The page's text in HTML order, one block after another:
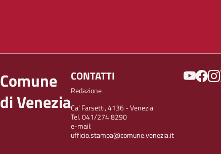
Comune
di Venezia
CONTATTI
Redazione
Ca' Farsetti, 4136 - Venezia
Tel. 041/274 8290
e-mail:
ufficio.stampa@comune.venezia.it